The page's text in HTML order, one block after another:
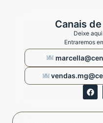
Canais
Deixe
Entraremos